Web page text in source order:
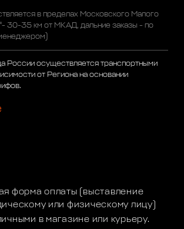
в пределах Московского Малого
30-35 км от МКАД, дальние заказы - по
России осуществляется транспортными
от Региона на основании
форма оплаты (выставление
или физическому лицу)
в магазине или курьеру.